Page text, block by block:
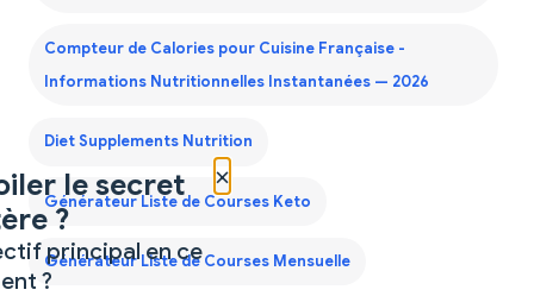
Compteur de Calories pour Cuisine Française -
Informations Nutritionnelles Instantanées — 2026
Diet Supplements Nutrition
Générateur Liste de Courses Keto
Générateur Liste de Courses Mensuelle
×
le secret
?
principal en ce
?